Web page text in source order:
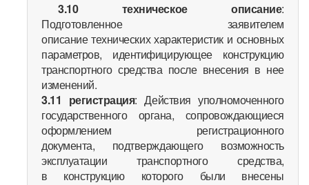
3.10
техническое описание:
Подготовленное заявителем
описание технических характеристик и основных
параметров, идентифицирующее конструкцию
транспортного средства после внесения в нее
изменений.
3.11
регистрация: Действия уполномоченного
государственного органа, сопровождающиеся
оформлением регистрационного
документа, подтверждающего возможность
эксплуатации транспортного средства,
в конструкцию которого были внесены